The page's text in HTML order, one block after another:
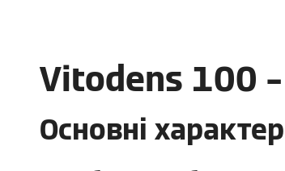
Vitodens 100
Основні